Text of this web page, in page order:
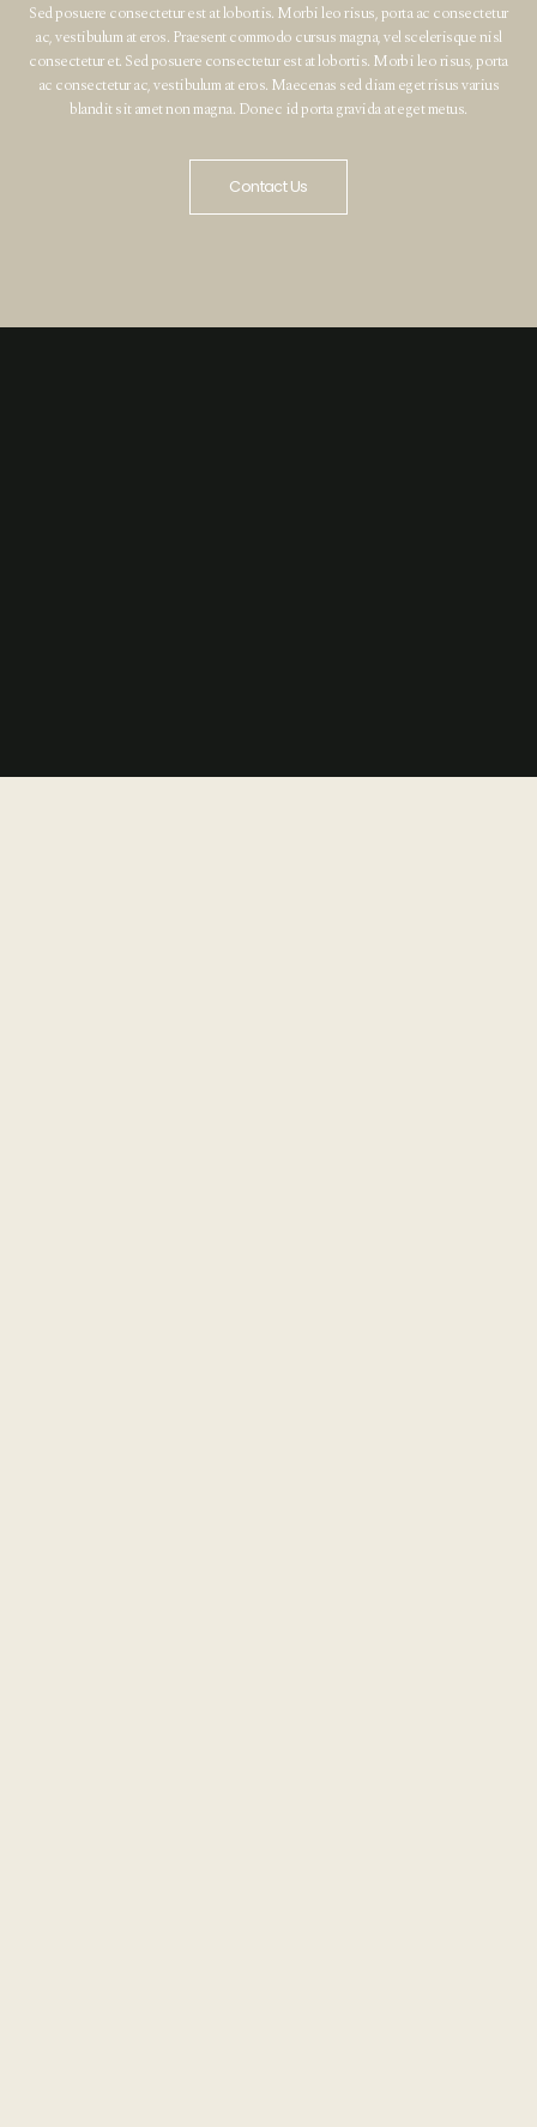
Sed posuere consectetur est at lobortis. Morbi leo risus, porta ac consectetur
ac, vestibulum at eros. Praesent commodo cursus magna, vel scelerisque nisl
consectetur et. Sed posuere consectetur est at lobortis. Morbi leo risus, porta
ac consectetur ac, vestibulum at eros. Maecenas sed diam eget risus varius
blandit sit amet non magna. Donec id porta gravida at eget metus.
Contact Us